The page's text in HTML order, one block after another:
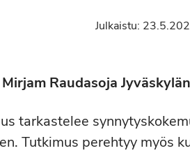
Julkaistu:
Mirjam Raudasoja
tarkastelee
Tutkimus perehtyy myös